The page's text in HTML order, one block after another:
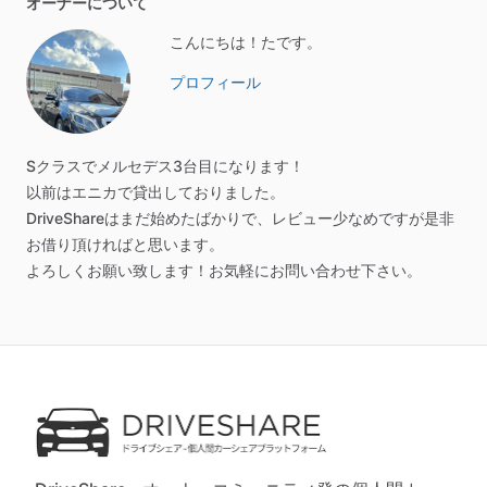
こんにちは！たです。
プロフィール
Sクラスでメルセデス3台目になります！
以前はエニカで貸出しておりました。
DriveShareはまだ始めたばかりで、レビュー少なめですが是非
お借り頂ければと思います。
よろしくお願い致します！お気軽にお問い合わせ下さい。